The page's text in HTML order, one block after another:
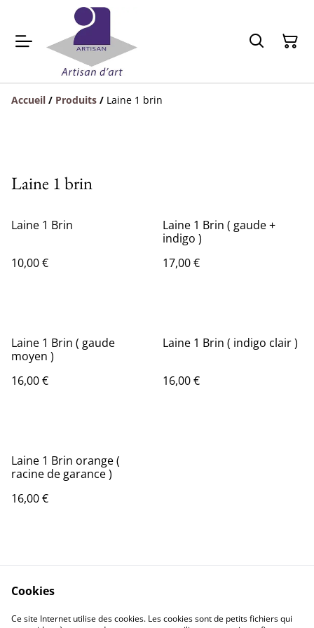
Accueil / Produits / Laine 1 brin
Laine 1 brin
Laine 1 Brin
10,00 €
Laine 1 Brin ( gaude +
indigo )
17,00 €
Laine 1 Brin ( gaude
moyen )
16,00 €
Laine 1 Brin ( indigo clair )
16,00 €
Laine 1 Brin orange (
racine de garance )
16,00 €
Contact Us
Legal Terms
Cookies
Ce site Internet utilise des cookies. Les cookies sont de petits fichiers qui